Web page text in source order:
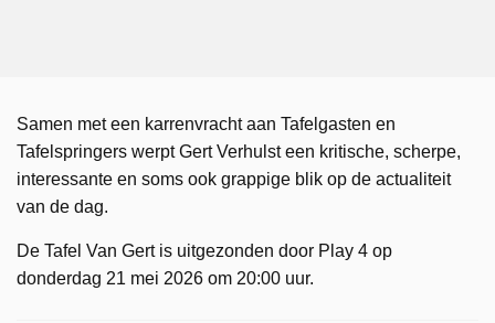
Samen met een karrenvracht aan Tafelgasten en
Tafelspringers werpt Gert Verhulst een kritische, scherpe,
interessante en soms ook grappige blik op de actualiteit
van de dag.
De Tafel Van Gert is uitgezonden door Play 4 op
donderdag 21 mei 2026 om 20:00 uur.